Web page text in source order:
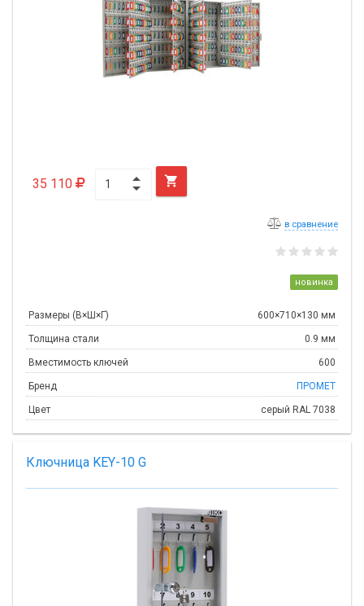
35 110 
в сравнение
новинка
Размеры (В×Ш×Г) 600×710×130 мм
Толщина стали 0.9 мм
Вместимость ключей 600
Бренд ПРОМЕТ
Цвет серый RAL 7038
Ключница KEY-10 G